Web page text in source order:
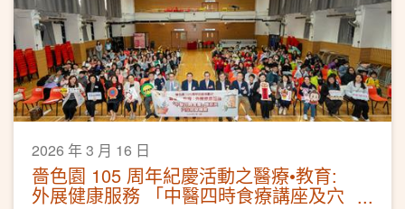
2026 年 3 月 16 日
嗇色園 105 周年紀慶活動之醫療•教育:
外展健康服務 「中醫四時食療講座及穴